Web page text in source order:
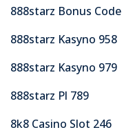
888starz Bonus Code
888starz Kasyno 958
888starz Kasyno 979
888starz Pl 789
8k8 Casino Slot 246